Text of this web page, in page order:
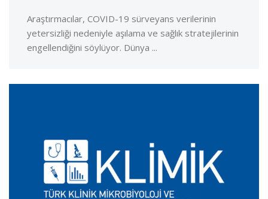
Araştırmacılar, COVID-19 sürveyans verilerinin
yetersizliği nedeniyle aşılama ve sağlık stratejilerinin
engellendiğini söylüyor. Dünya ...